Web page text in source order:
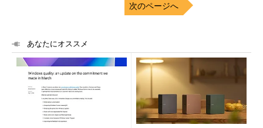
次のページへ
あなたにオススメ